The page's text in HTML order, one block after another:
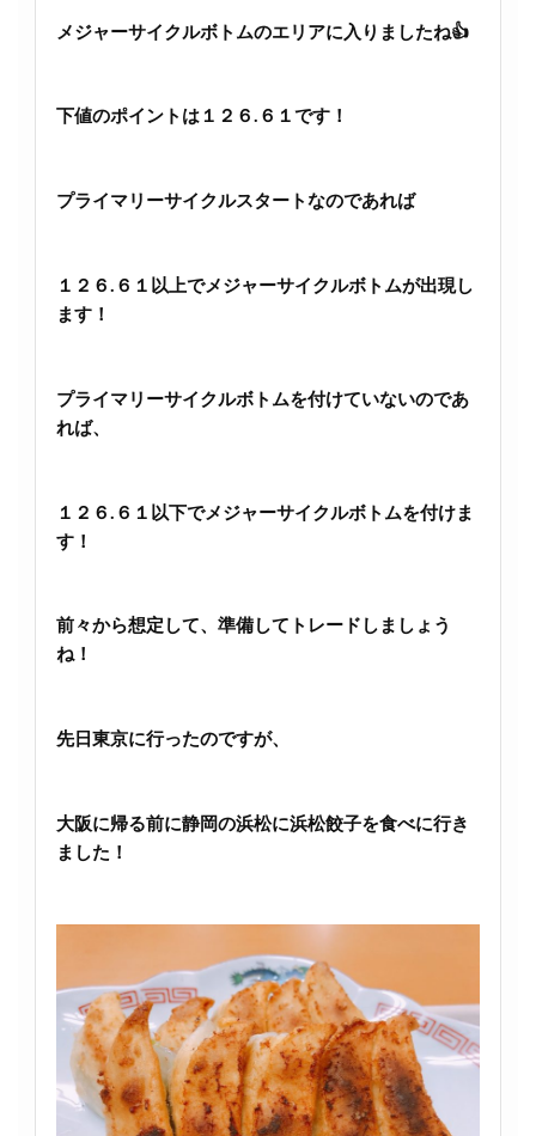
メジャーサイクルボトムのエリアに入りましたね👍
下値のポイントは１２６.６１です！
プライマリーサイクルスタートなのであれば
１２６.６１以上でメジャーサイクルボトムが出現し
ます！
プライマリーサイクルボトムを付けていないのであ
れば、
１２６.６１以下でメジャーサイクルボトムを付けま
す！
前々から想定して、準備してトレードしましょう
ね！
先日東京に行ったのですが、
大阪に帰る前に静岡の浜松に浜松餃子を食べに行き
ました！